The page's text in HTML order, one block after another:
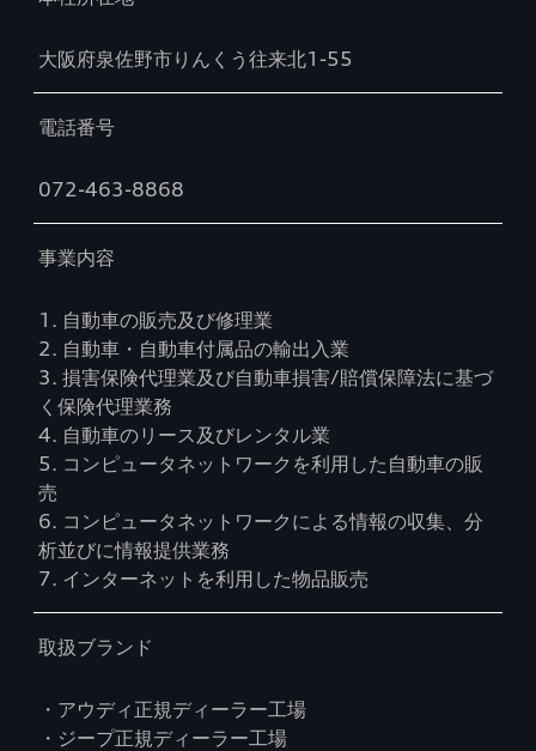
大阪府泉佐野市りんくう往来北1-55
電話番号
072-463-8868
事業内容
1. 自動車の販売及び修理業
2. 自動車・自動車付属品の輸出入業
3. 損害保険代理業及び自動車損害/賠償保障法に基づ
く保険代理業務
4. 自動車のリース及びレンタル業
5. コンピュータネットワークを利用した自動車の販
売
6. コンピュータネットワークによる情報の収集、分
析並びに情報提供業務
7. インターネットを利用した物品販売
取扱ブランド
・アウディ正規ディーラー工場
・ジープ正規ディーラー工場